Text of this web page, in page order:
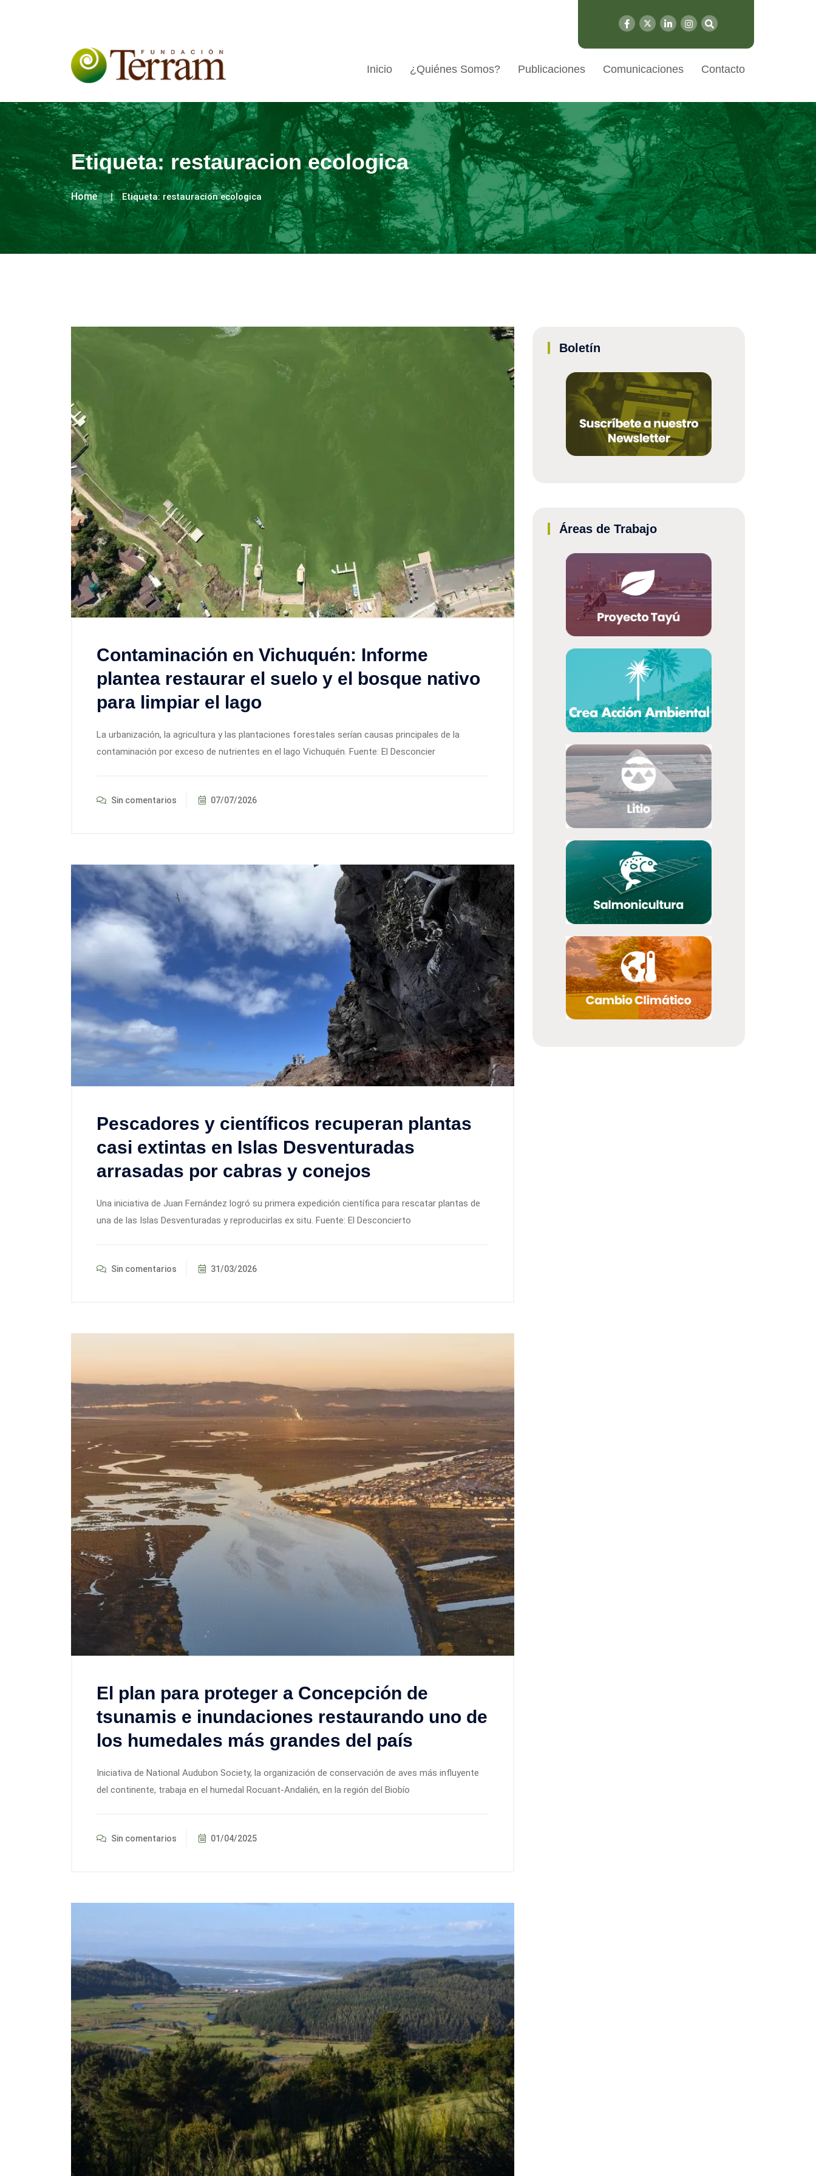
Inicio ¿Quiénes Somos? Publicaciones Comunicaciones Contacto
Etiqueta:restauracion ecologica
Home Etiqueta:restauracion ecologica
Contaminación en Vichuquén: Informe
plantea restaurar el suelo y el bosque nativo
para limpiar el lago
La urbanización, la agricultura y las plantaciones forestales serían causas principales de la
contaminación por exceso de nutrientes en el lago Vichuquén. Fuente: El Desconcier
Sin comentarios 07/07/2026
Pescadores y científicos recuperan plantas
casi extintas en Islas Desventuradas
arrasadas por cabras y conejos
Una iniciativa de Juan Fernández logró su primera expedición científica para rescatar plantas de
una de las Islas Desventuradas y reproducirlas ex situ. Fuente: El Desconcierto
Sin comentarios 31/03/2026
El plan para proteger a Concepción de
tsunamis e inundaciones restaurando uno de
los humedales más grandes del país
Iniciativa de National Audubon Society, la organización de conservación de aves más influyente
del continente, trabaja en el humedal Rocuant-Andalién, en la región del Biobío
Sin comentarios 01/04/2025
Boletín
Áreas de Trabajo